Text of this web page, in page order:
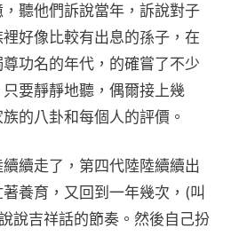
聽他們訴說當年，訴說對子
好像比較有出息的孫子，在
功名的年代，的確嘗了不少
要靜靜地聽，偶爾接上幾
的八卦和每個人的評價。
續走了，第四代陸陸續續出
養育，又回到一年幾次，(叫
說吉祥話的節奏。然後自己扮